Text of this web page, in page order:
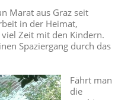
Marat aus Graz seit
in der Heimat,
Zeit mit den Kindern.
Spaziergang durch das
Fährt man
die